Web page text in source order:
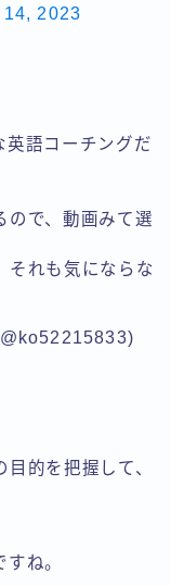
2023
英語コーチングだ
ので、動画みて選
それも気にならな
的を把握して、
ね。